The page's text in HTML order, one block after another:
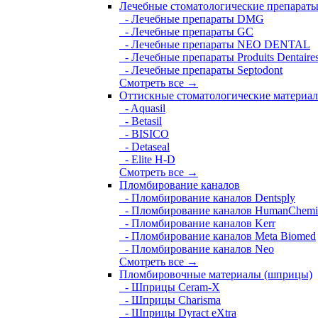
Лечебные стоматологические препараты
- Лечебные препараты DMG
- Лечебные препараты GC
- Лечебные препараты NEO DENTAL
- Лечебные препараты Produits
- Лечебные препараты Septodont
Смотреть все →
Оттискные стоматологические
- Aquasil
- Betasil
- BISICO
- Detaseal
- Elite H-D
Смотреть все →
Пломбирование каналов
- Пломбирование каналов Dentsply
- Пломбирование каналов
- Пломбирование каналов Kerr
- Пломбирование каналов Meta Biomed
- Пломбирование каналов Neo
Смотреть все →
Пломбировочные материалы (шприцы)
- Шприцы Ceram-X
- Шприцы Charisma
- Шприцы Dyract eXtra